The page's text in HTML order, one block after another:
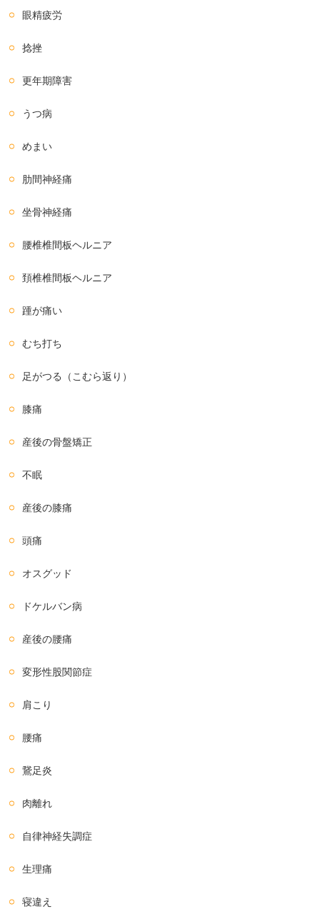
眼精疲労
捻挫
更年期障害
うつ病
めまい
肋間神経痛
坐骨神経痛
腰椎椎間板ヘルニア
頚椎椎間板ヘルニア
踵が痛い
むち打ち
足がつる（こむら返り）
膝痛
産後の骨盤矯正
不眠
産後の膝痛
頭痛
オスグッド
ドケルバン病
産後の腰痛
変形性股関節症
肩こり
腰痛
鵞足炎
肉離れ
自律神経失調症
生理痛
寝違え